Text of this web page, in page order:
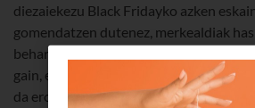
diezaiekezu Black Fridayko azken
gomendatzen dutenez, merkealdiak
behar dira prezioak, benetan
gain, elkarrekin konparatu behar dira
da erosketarik egin behar bat-bateko